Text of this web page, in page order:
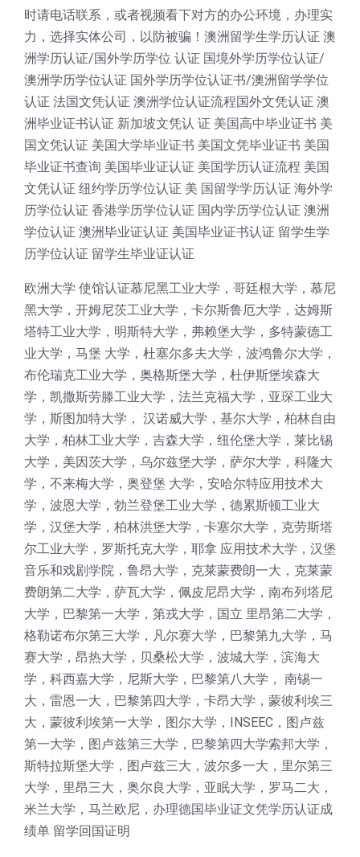
时请电话联系，或者视频看下对方的办公环境，办理实
力，选择实体公司，以防被骗！澳洲留学生学历认证 澳
洲学历认证/国外学历学位 认证 国境外学历学位认证/
澳洲学历学位认证 国外学历学位认证书/澳洲留学学位
认证 法国文凭认证 澳洲学位认证流程国外文凭认证 澳
洲毕业证书认证 新加坡文凭认 证 美国高中毕业证书 美
国文凭认证 美国大学毕业证书 美国文凭毕业证书 美国
毕业证书查询 美国毕业证认证 美国学历认证流程 美国
文凭认证 纽约学历学位认证 美 国留学学历认证 海外学
历学位认证 香港学历学位认证 国内学历学位认证 澳洲
学位认证 澳洲毕业证认证 美国毕业证书认证 留学生学
历学位认证 留学生毕业证认证
欧洲大学 使馆认证慕尼黑工业大学，哥廷根大学，慕尼
黑大学，开姆尼茨工业大学，卡尔斯鲁厄大学，达姆斯
塔特工业大学，明斯特大学，弗赖堡大学，多特蒙德工
业大学，马堡 大学，杜塞尔多夫大学，波鸿鲁尔大学，
布伦瑞克工业大学，奥格斯堡大学，杜伊斯堡埃森大
学，凯撒斯劳滕工业大学，法兰克福大学，亚琛工业大
学，斯图加特大学， 汉诺威大学，基尔大学，柏林自由
大学，柏林工业大学，吉森大学，纽伦堡大学，莱比锡
大学，美因茨大学，乌尔兹堡大学，萨尔大学，科隆大
学，不来梅大学，奥登堡 大学，安哈尔特应用技术大
学，波恩大学，勃兰登堡工业大学，德累斯顿工业大
学，汉堡大学，柏林洪堡大学，卡塞尔大学，克劳斯塔
尔工业大学，罗斯托克大学，耶拿 应用技术大学，汉堡
音乐和戏剧学院，鲁昂大学，克莱蒙费朗一大，克莱蒙
费朗第二大学，萨瓦大学，佩皮尼昂大学，南布列塔尼
大学，巴黎第一大学，第戎大学，国立 里昂第二大学，
格勒诺布尔第三大学，凡尔赛大学，巴黎第九大学，马
赛大学，昂热大学，贝桑松大学，波城大学，滨海大
学，科西嘉大学，尼斯大学，巴黎第八大学， 南锡一
大，雷恩一大，巴黎第四大学，卡昂大学，蒙彼利埃三
大，蒙彼利埃第一大学，图尔大学，INSEEC，图卢兹
第一大学，图卢兹第三大学，巴黎第四大学索邦大学，
斯特拉斯堡大学，图卢兹三大，波尔多一大，里尔第三
大学，里昂三大，奥尔良大学，亚眠大学，罗马二大，
米兰大学，马兰欧尼，办理德国毕业证文凭学历认证成
绩单 留学回国证明